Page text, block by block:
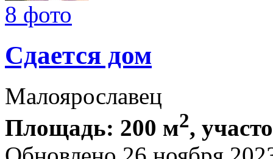
8 фото
Сдается дом
Малоярославец
Площадь: 200 м2,